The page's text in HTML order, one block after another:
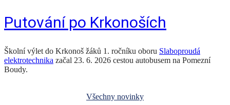
Putování po Krkonoších
Školní výlet do Krkonoš žáků 1. ročníku oboru Slaboproudá
elektrotechnika začal 23. 6. 2026 cestou autobusem na Pomezní
Boudy.
Všechny novinky